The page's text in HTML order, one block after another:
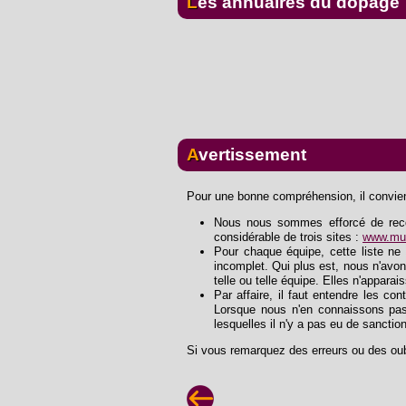
Avertissement
Pour une bonne compréhension, il
Nous nous sommes efforcé de
considérable de trois sites :
Pour chaque équipe, cette liste
incomplet. Qui plus est, nous
telle ou telle équipe. Elles
Par affaire, il faut entendre les
Lorsque nous n'en connaissons
lesquelles il n'y a pas eu de
Si vous remarquez des erreurs ou des